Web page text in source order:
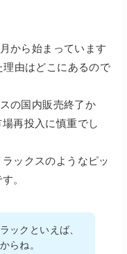
から始まっています
由はどこにあるので
の国内販売終了か
再投入に慎重でし
ックスのようなピッ
。
ックといえば、
らね。